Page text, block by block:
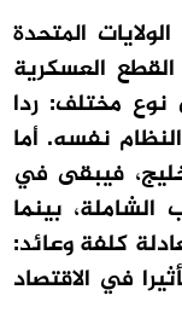
المتحدة
العسكرية
نوع مختلف: ردا
نفسه. أما
فيبقى في
الشاملة، بينما
كلفة وعائد:
في الاقتصاد